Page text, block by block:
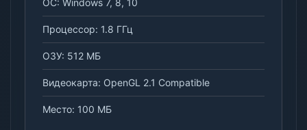
Процессор: 1.8 ГГц
ОЗУ: 512 МБ
Видеокарта: OpenGL 2.1 Compatible
Место: 100 МБ